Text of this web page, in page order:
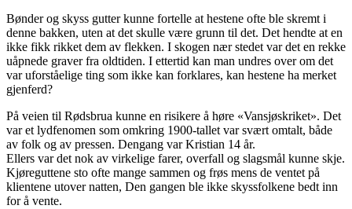
Bønder og skyss gutter kunne fortelle at hestene ofte ble skremt i
denne bakken, uten at det skulle være grunn til det. Det hendte at en
ikke fikk rikket dem av flekken. I skogen nær stedet var det en rekke
uåpnede graver fra oldtiden. I ettertid kan man undres over om det
var uforståelige ting som ikke kan forklares, kan hestene ha merket
gjenferd?
På veien til Rødsbrua kunne en risikere å høre «Vansjøskriket». Det
var et lydfenomen som omkring 1900-tallet var svært omtalt, både
av folk og av pressen. Dengang var Kristian 14 år.
Ellers var det nok av virkelige farer, overfall og slagsmål kunne skje.
Kjøreguttene sto ofte mange sammen og frøs mens de ventet på
klientene utover natten, Den gangen ble ikke skyssfolkene bedt inn
for å vente.